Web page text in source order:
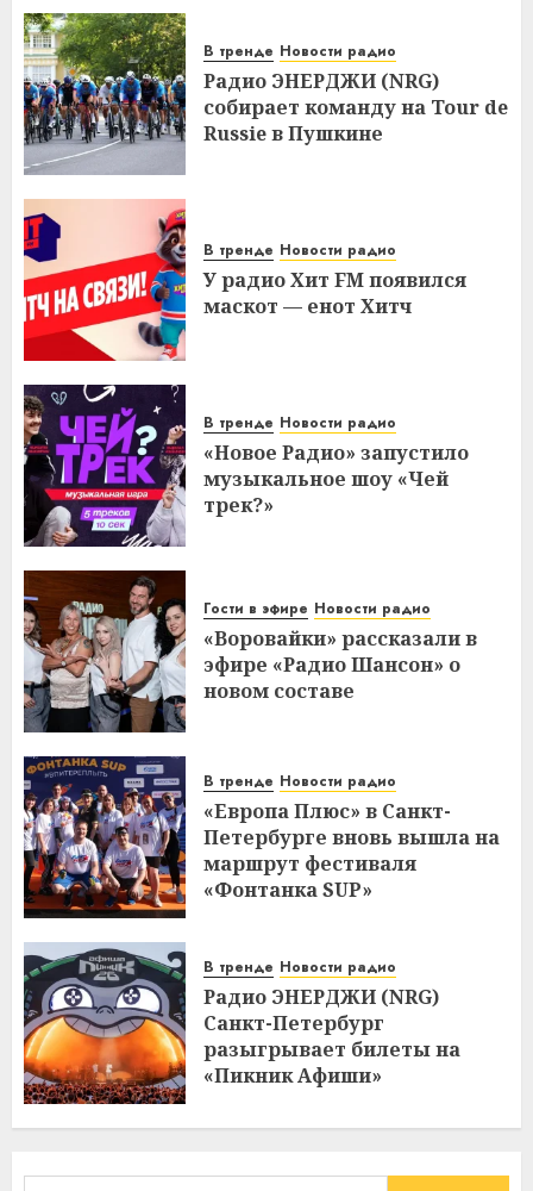
В тренде Новости радио
Радио ЭНЕРДЖИ (NRG)
собирает команду на Tour de
Russie в Пушкине
В тренде Новости радио
У радио Хит FM появился
маскот — енот Хитч
В тренде Новости радио
«Новое Радио» запустило
музыкальное шоу «Чей
трек?»
Гости в эфире Новости радио
«Воровайки» рассказали в
эфире «Радио Шансон» о
новом составе
В тренде Новости радио
«Европа Плюс» в Санкт-
Петербурге вновь вышла на
маршрут фестиваля
«Фонтанка SUP»
В тренде Новости радио
Радио ЭНЕРДЖИ (NRG)
Санкт-Петербург
разыгрывает билеты на
«Пикник Афиши»